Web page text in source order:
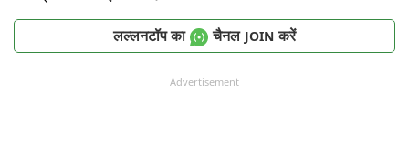
लल्लनटॉप का चैनल JOIN करें
Advertisement